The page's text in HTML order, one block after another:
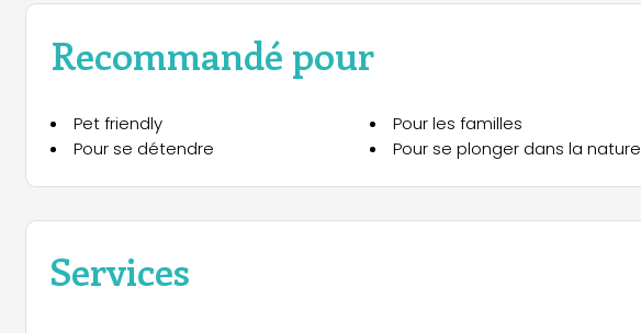
Recommandé pour
Pet friendly Pour les familles
Pour se détendre
Pour se plonger dans la nature
Services